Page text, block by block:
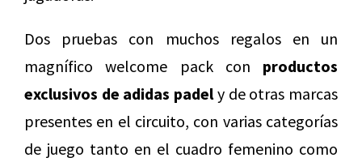
Dos pruebas con muchos regalos en un
magnífico welcome pack con productos
exclusivos de adidas padel y de otras marcas
presentes en el circuito, con varias categorías
de juego tanto en el cuadro femenino como